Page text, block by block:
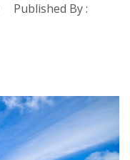
Published By :